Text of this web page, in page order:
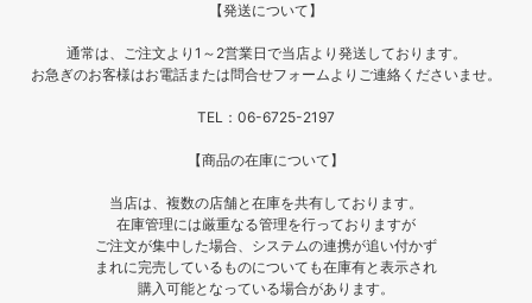
【発送について】
通常は、ご注文より1～2営業日で当店より発送しております。
お急ぎのお客様はお電話または問合せフォームよりご連絡くださいませ。
TEL：06-6725-2197
【商品の在庫について】
当店は、複数の店舗と在庫を共有しております。
在庫管理には厳重なる管理を行っておりますが
ご注文が集中した場合、システムの連携が追い付かず
まれに完売しているものについても在庫有と表示され
購入可能となっている場合があります。